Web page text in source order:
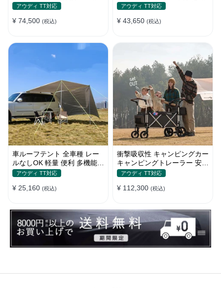
プ アウトドア 車中泊 静音
アウディ TT対応
¥ 74,500 (税込)
ライブ キャンプ ピクニック
アウディ TT対応
¥ 43,650 (税込)
車ルーフテント 全車種 レー
ルなしOK 軽量 便利 多機能
日除け 防水 頑丈 夏ドライブ
アウディ TT対応
¥ 25,160 (税込)
衝撃吸収性 キャンピングカー
キャンピングトレーラー 安全
性 簡単収納 大容量 ベビーカ
アウディ TT対応
¥ 112,300 (税込)